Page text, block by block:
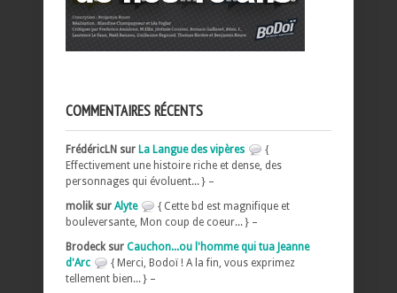
COMMENTAIRES RÉCENTS
FrédéricLN sur La Langue des vipères
{
Effectivement une histoire riche et dense, des
personnages qui évoluent... } –
molik sur Alyte
{ Cette bd est magnifique et
bouleversante, Mon coup de coeur... } –
Brodeck sur Cauchon...ou l'homme qui tua Jeanne
d'Arc
{ Merci, Bodoï ! A la fin, vous exprimez
tellement bien... } –